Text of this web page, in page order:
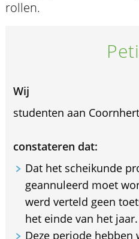
rollen.
Wij
studenten aan
constateren dat:
Dat het scheikunde
geannuleerd moet
werd verteld geen
het einde van het jaar.
Deze periode